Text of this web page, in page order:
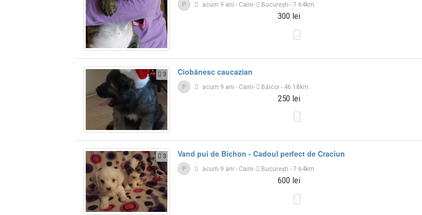
P acum 9 ani - Caini- București - 7.64km
300 lei
3 Ciobănesc caucazian
P acum 9 ani - Caini- Băicoi - 46.18km
250 lei
3 Vand pui de Bichon - Cadoul perfect de Craciun
P acum 9 ani - Caini- București - 7.64km
600 lei